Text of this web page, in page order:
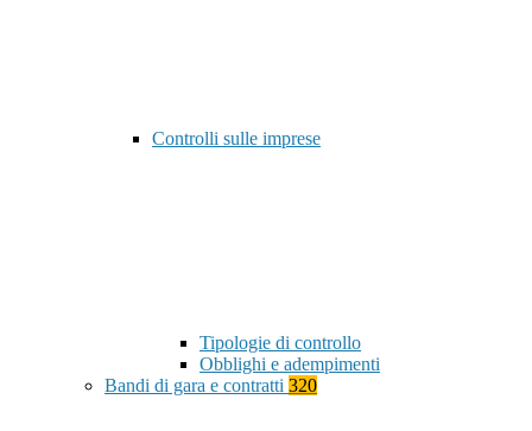
Controlli sulle imprese
Tipologie di controllo
Obblighi e adempimenti
Bandi di gara e contratti 320